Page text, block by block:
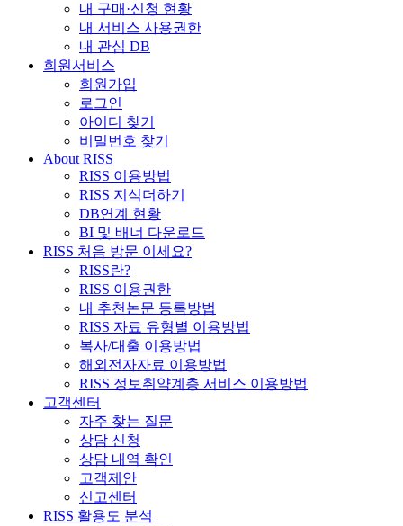
내 구매·신청 현황
내 서비스 사용권한
내 관심 DB
회원서비스
회원가입
로그인
아이디 찾기
비밀번호 찾기
About RISS
RISS 이용방법
RISS 지식더하기
DB연계 현황
BI 및 배너 다운로드
RISS 처음 방문 이세요?
RISS란?
RISS 이용권한
내 추천논문 등록방법
RISS 자료 유형별 이용방법
복사/대출 이용방법
해외전자자료 이용방법
RISS 정보취약계층 서비스 이용방법
고객센터
자주 찾는 질문
상담 신청
상담 내역 확인
고객제안
신고센터
RISS 활용도 분석